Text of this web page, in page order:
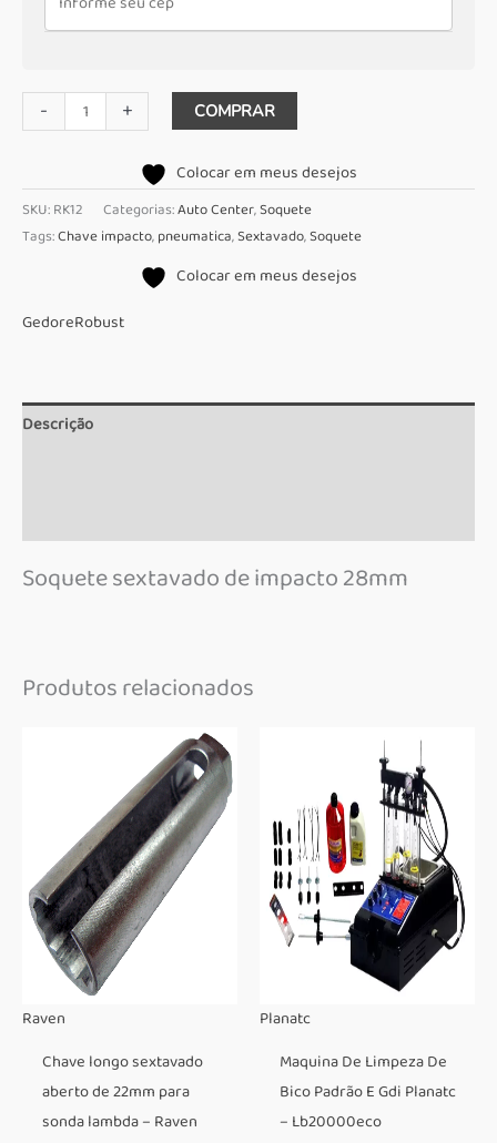
-
Soquete
sextavado
impacto
28mm
Robust
+ COMPRAR
Colocar em meus desejos
SKU:RK12 Categorias:Auto Center,Soquete
Tags:Chave impacto,pneumatica,Sextavado,Soquete
Colocar em meus desejos
GedoreRobust
Descrição
Soquete sextavado de impacto 28mm
Produtos relacionados
Raven
Chave longo sextavado
aberto de 22mm para
sonda lambda – Raven
Planatc
Maquina De Limpeza De
Bico Padrão E Gdi Planatc
– Lb20000eco